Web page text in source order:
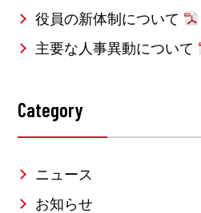
役員の新体制について
主要な人事異動について
Category
ニュース
お知らせ